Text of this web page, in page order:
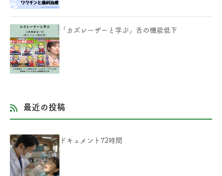
「カズレーザーと学ぶ」舌の機能低下
最近の投稿
ドキュメント72時間